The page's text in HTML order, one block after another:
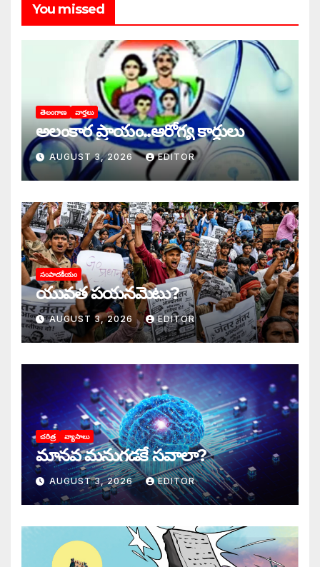
You missed
తెలంగాణ వార్తలు
అలంకార ప్రాయం..ఆరోగ్య కార్డులు
AUGUST 3, 2026 EDITOR
సంపాదకీయం
యువత పయనమెటు?
AUGUST 3, 2026 EDITOR
చరిత్ర వ్యాసాలు
మానవ మనుగడకే సవాలా?
AUGUST 3, 2026 EDITOR